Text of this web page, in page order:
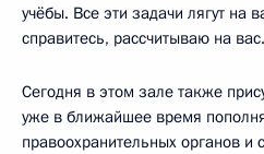
учёбы. Все эти задачи лягут на
справитесь, рассчитываю на вас.
Сегодня в этом зале также
уже в ближайшее время
правоохранительных органов и